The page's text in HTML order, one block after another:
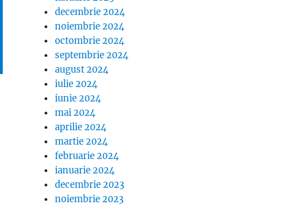
decembrie 2024
noiembrie 2024
octombrie 2024
septembrie 2024
august 2024
iulie 2024
iunie 2024
mai 2024
aprilie 2024
martie 2024
februarie 2024
ianuarie 2024
decembrie 2023
noiembrie 2023